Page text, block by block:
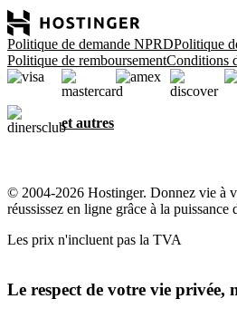
Politique de demande NPRDPolitique
Politique de remboursementConditions
et autres
© 2004-2026 Hostinger. Donnez vie à
réussissez en ligne grâce à la puissance
Les prix n'incluent pas la TVA
Le respect de votre vie privée,